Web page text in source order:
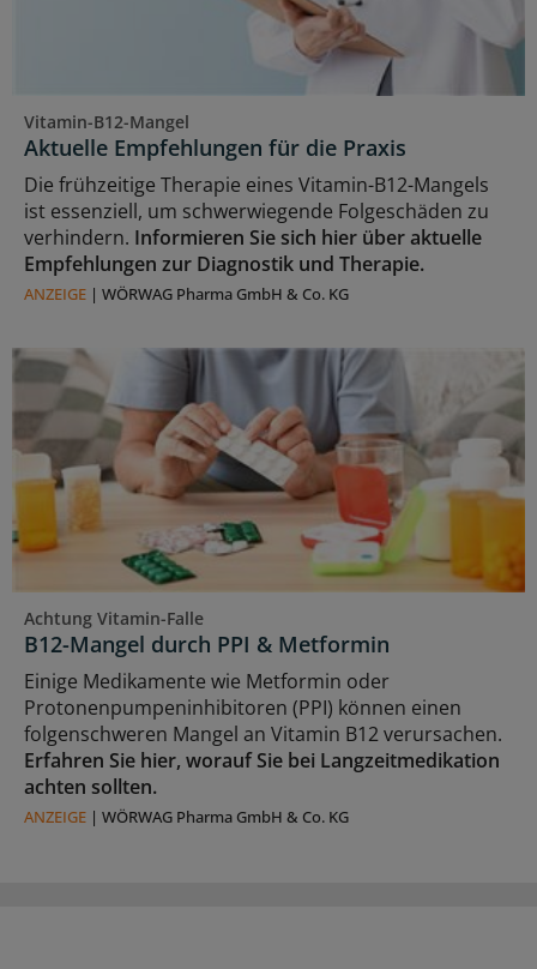
Vitamin-B12-Mangel
Aktuelle Empfehlungen für die Praxis
Die frühzeitige Therapie eines Vitamin-B12-Mangels
ist essenziell, um schwerwiegende Folgeschäden zu
verhindern. Informieren Sie sich hier über aktuelle
Empfehlungen zur Diagnostik und Therapie.
ANZEIGE | WÖRWAG Pharma GmbH & Co. KG
Achtung Vitamin-Falle
B12-Mangel durch PPI & Metformin
Einige Medikamente wie Metformin oder
Protonenpumpeninhibitoren (PPI) können einen
folgenschweren Mangel an Vitamin B12 verursachen.
Erfahren Sie hier, worauf Sie bei Langzeitmedikation
achten sollten.
ANZEIGE | WÖRWAG Pharma GmbH & Co. KG